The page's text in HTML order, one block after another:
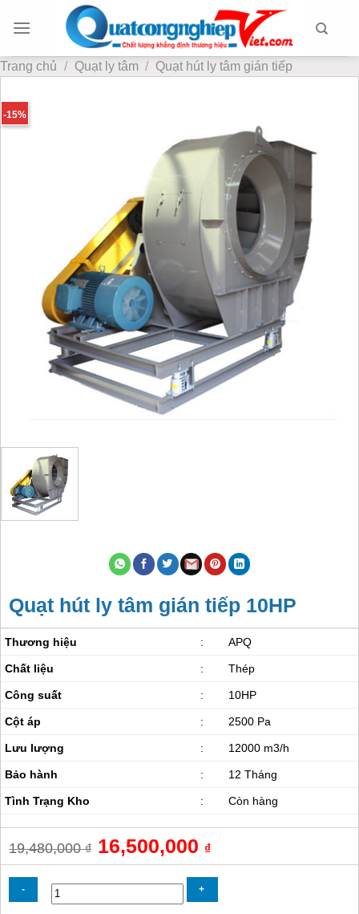
đến
dung
Trang chủ / Quạt ly tâm / Quạt hút ly tâm gián tiếp
-15%
Quạt hút ly tâm gián tiếp 10HP
Thương hiệu : APQ
Chất liệu : Thép
Công suất : 10HP
Cột áp : 2500 Pa
Lưu lượng : 12000 m3/h
Bảo hành : 12 Tháng
Tình Trạng Kho : Còn hàng
19,480,000₫
Giá
gốc
là:
16,500,000 ₫
Giá
hiện
tại
là: